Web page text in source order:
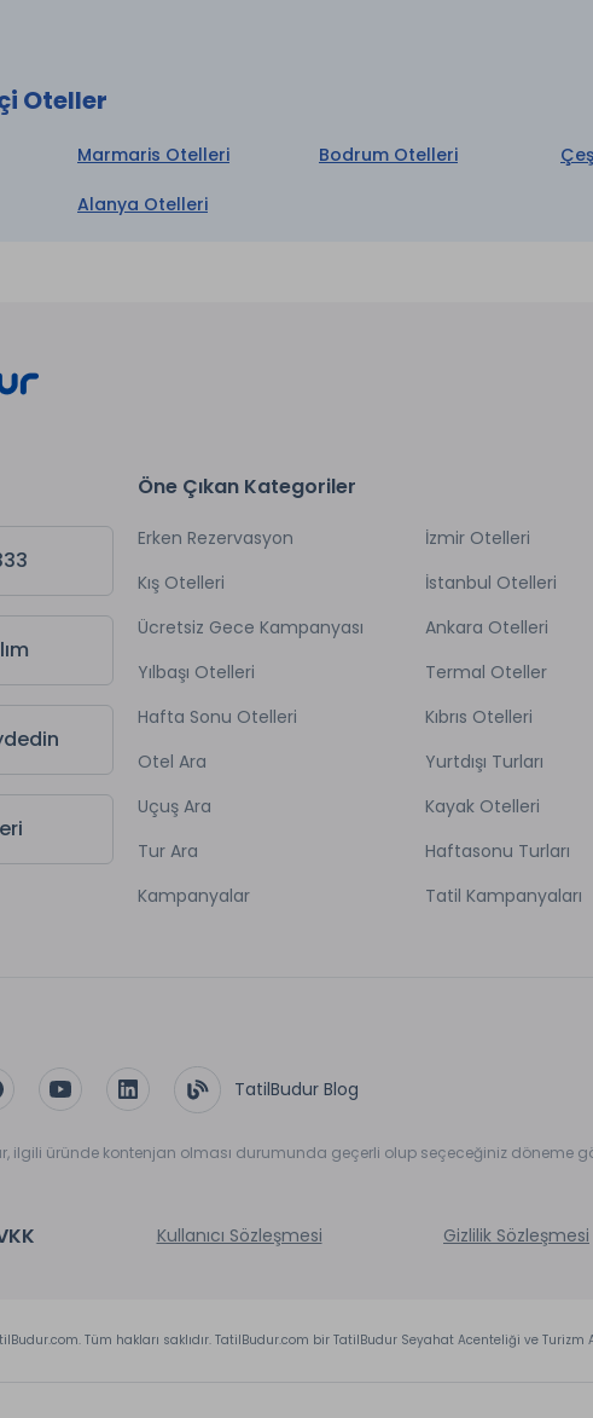
Oteller
Marmaris Otelleri Bodrum Otelleri
Alanya Otelleri
Öne Çıkan Kategoriler
Erken Rezervasyon
Kış Otelleri
Ücretsiz Gece Kampanyası
Yılbaşı Otelleri
Hafta Sonu Otelleri
Otel Ara
Uçuş Ara
Tur Ara
Kampanyalar
İzmir Otelleri
İstanbul Otelleri
Ankara Otelleri
Termal Oteller
Kıbrıs Otelleri
Yurtdışı Turları
Kayak Otelleri
Haftasonu Turları
Tatil Kampanyaları
TatilBudur Blog
ilgili üründe kontenjan olması durumunda geçerli olup seçeceğiniz döneme
Kullanıcı Sözleşmesi Gizlilik Sözleşmesi
Tüm hakları saklıdır. TatilBudur.com bir TatilBudur Seyahat Acenteliği ve Turizm